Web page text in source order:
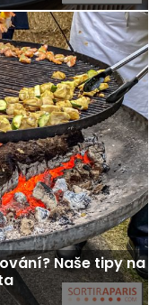
Naše tipy na